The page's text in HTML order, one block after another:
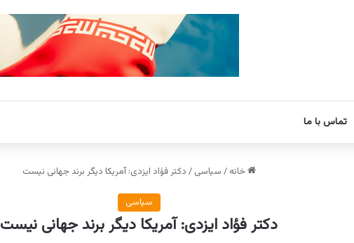
تماس با ما
خانه / سیاسی / دکتر فؤاد ایزدی: آمریکا دیگر برند جهانی نیست
سیاسی
دکتر فؤاد ایزدی: آمریکا دیگر برند جهانی نیست